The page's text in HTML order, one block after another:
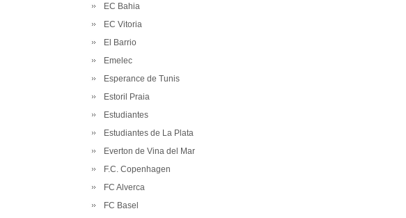
EC Bahia
EC Vitoria
El Barrio
Emelec
Esperance de Tunis
Estoril Praia
Estudiantes
Estudiantes de La Plata
Everton de Vina del Mar
F.C. Copenhagen
FC Alverca
FC Basel